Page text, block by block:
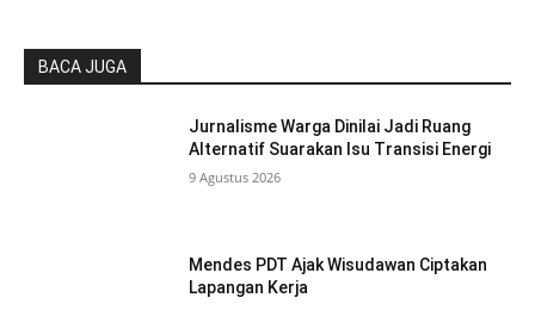
BACA JUGA
Jurnalisme Warga Dinilai Jadi Ruang
Alternatif Suarakan Isu Transisi Energi
9 Agustus 2026
Mendes PDT Ajak Wisudawan Ciptakan
Lapangan Kerja